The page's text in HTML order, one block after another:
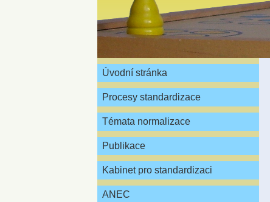
Úvodní stránka
Procesy standardizace
Témata normalizace
Publikace
Kabinet pro standardizaci
ANEC